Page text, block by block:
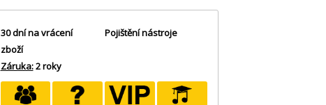
30 dní na vrácení
zboží
Záruka:2 roky
Pojištění nástroje